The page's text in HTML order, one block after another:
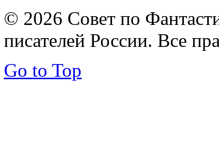
© 2026 Совет по
писателей России. Все
Go to Top